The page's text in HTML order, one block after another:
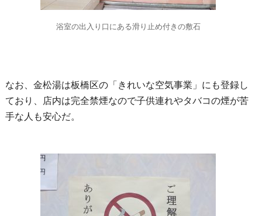
浴室の出入り口にある滑り止め付きの敷石
なお、金松湯は板橋区の「きれいな空気事業」にも登録し
ており、店内は完全禁煙なので子供連れやタバコの煙が苦
手な人も安心だ。